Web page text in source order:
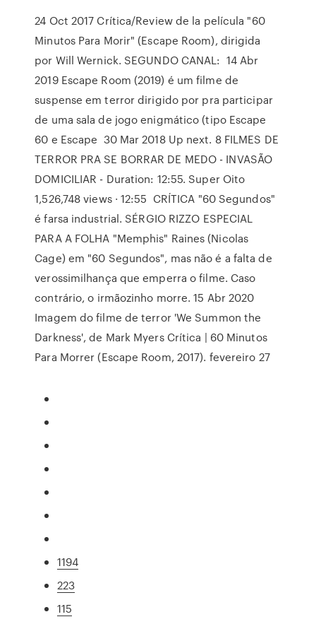
24 Oct 2017 Crítica/Review de la película "60
Minutos Para Morir" (Escape Room), dirigida
por Will Wernick. SEGUNDO CANAL: 14 Abr
2019 Escape Room (2019) é um filme de
suspense em terror dirigido por pra participar
de uma sala de jogo enigmático (tipo Escape
60 e Escape 30 Mar 2018 Up next. 8 FILMES DE
TERROR PRA SE BORRAR DE MEDO - INVASÃO
DOMICILIAR - Duration: 12:55. Super Oito
1,526,748 views · 12:55 CRÍTICA "60 Segundos"
é farsa industrial. SÉRGIO RIZZO ESPECIAL
PARA A FOLHA "Memphis" Raines (Nicolas
Cage) em "60 Segundos", mas não é a falta de
verossimilhança que emperra o filme. Caso
contrário, o irmãozinho morre. 15 Abr 2020
Imagem do filme de terror 'We Summon the
Darkness', de Mark Myers Crítica | 60 Minutos
Para Morrer (Escape Room, 2017). fevereiro 27
1194
223
115